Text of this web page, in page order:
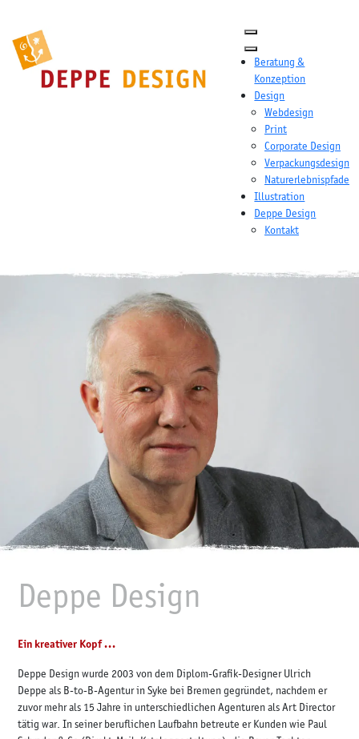
Beratung &
Konzeption
Design
Webdesign
Print
Corporate Design
Verpackungsdesign
Naturerlebnispfade
Illustration
Deppe Design
Kontakt
Deppe Design
Ein kreativer Kopf ...
Deppe Design wurde 2003 von dem Diplom-Grafik-Designer Ulrich
Deppe als B-to-B-Agentur in Syke bei Bremen gegründet, nachdem er
zuvor mehr als 15 Jahre in unterschiedlichen Agenturen als Art Director
tätig war. In seiner beruflichen Laufbahn betreute er Kunden wie Paul